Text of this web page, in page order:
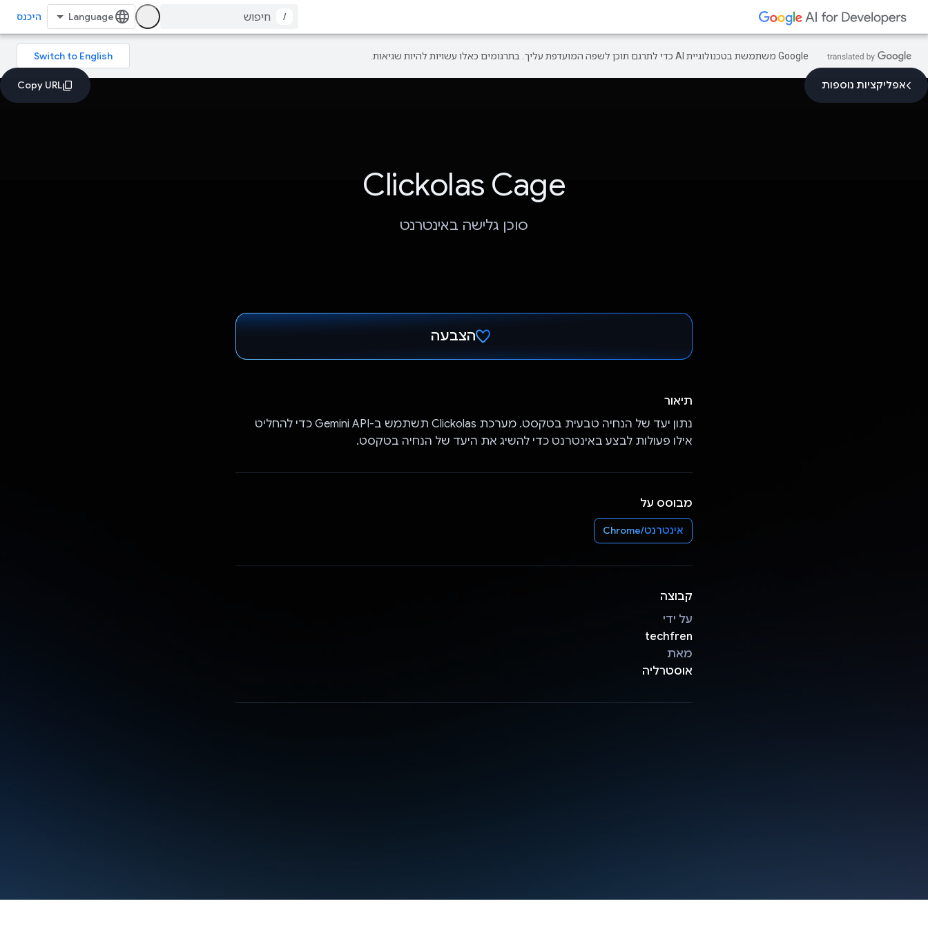
/ היכנס
‫Google משתמשת בטכנולוגיית AI כדי לתרגם תוכן לשפה המועדפת עליך. בתרגומים כאלו עשויות להיות שגיאות.
אפליקציות נוספות
Clickolas Cage
סוכן גלישה באינטרנט
הצבעה
תיאור
נתון יעד של הנחיה טבעית בטקסט. מערכת Clickolas תשתמש ב-Gemini API כדי להחליט
אילו פעולות לבצע באינטרנט כדי להשיג את היעד של הנחיה בטקסט.
מבוסס על
אינטרנט/Chrome
קבוצה
על ידי
techfren
מאת
אוסטרליה